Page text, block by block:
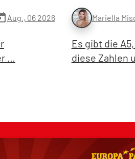
Aug., 06 2026
…
Mariella
Es gibt die
diese Zahlen